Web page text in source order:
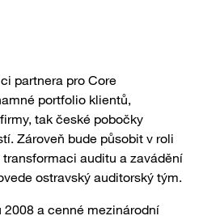
partnera pro Core
portfolio klientů,
tak české pobočky
Zároveň bude působit v roli
auditu a zavádění
ostravský auditorský tým.
a cenné mezinárodní